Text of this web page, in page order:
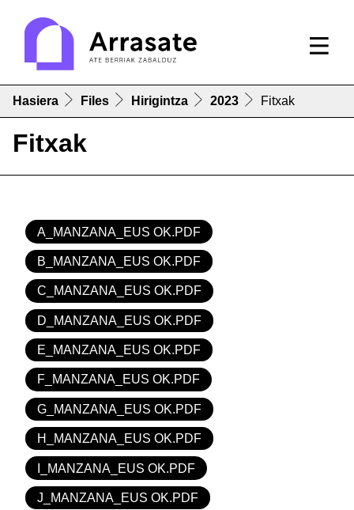
Hasiera Files Hirigintza 2023 Fitxak
Fitxak
A_MANZANA_EUS OK.PDF
B_MANZANA_EUS OK.PDF
C_MANZANA_EUS OK.PDF
D_MANZANA_EUS OK.PDF
E_MANZANA_EUS OK.PDF
F_MANZANA_EUS OK.PDF
G_MANZANA_EUS OK.PDF
H_MANZANA_EUS OK.PDF
I_MANZANA_EUS OK.PDF
J_MANZANA_EUS OK.PDF